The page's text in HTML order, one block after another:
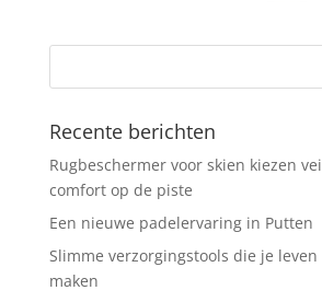
Recente berichten
Rugbeschermer voor skien kiezen
comfort op de piste
Een nieuwe padelervaring in Putten
Slimme verzorgingstools die je
maken